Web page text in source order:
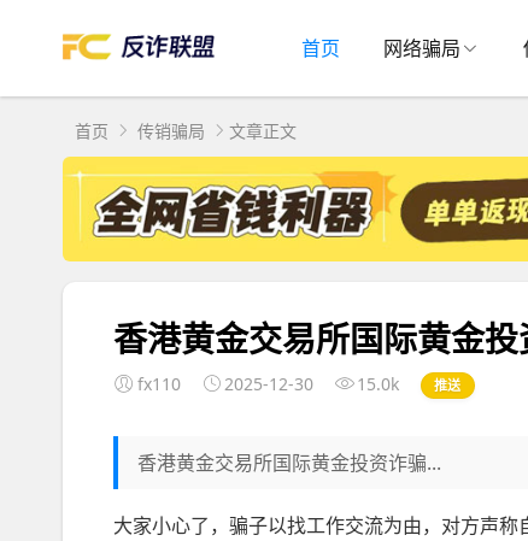
首页 网络骗局
首页 传销骗局 文章正文
香港黄金交易所国际黄金
fx110 2025-12-30 15.0k 推送
香港黄金交易所国际黄金投资诈骗...
大家小心了，骗子以找工作交流为由，对方声